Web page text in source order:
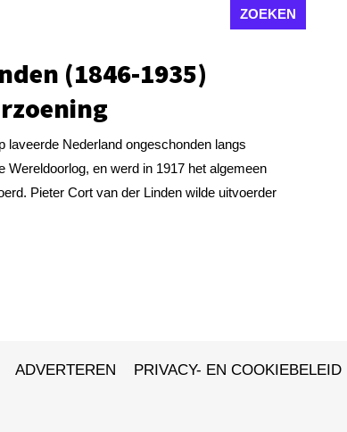
(1846-1935)
laveerde Nederland ongeschonden langs
Wereldoorlog, en werd in 1917 het algemeen
Pieter Cort van der Linden wilde uitvoerder
ADVERTEREN PRIVACY- EN COOKIEBELEID